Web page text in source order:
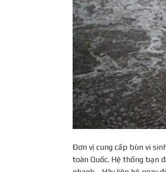
Đơn vị cung cấp bùn vi
toàn Quốc. Hệ thống bạn